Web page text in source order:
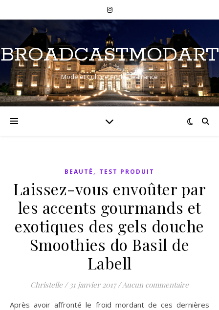
BROADCASTMODART
Mode et Culture en Ile-de-France
BEAUTÉ , TEST PRODUIT
Laissez-vous envoûter par
les accents gourmands et
exotiques des gels douche
Smoothies do Basil de
Labell
Christelle / 31 janvier 2017 /Aucun commentaire
Après avoir affronté le froid mordant de ces dernières